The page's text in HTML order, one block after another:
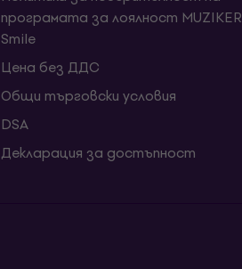
програмата за лоялност MUZIKER
Smile
Цена без ДДС
Общи търговски условия
DSA
Декларация за достъпност